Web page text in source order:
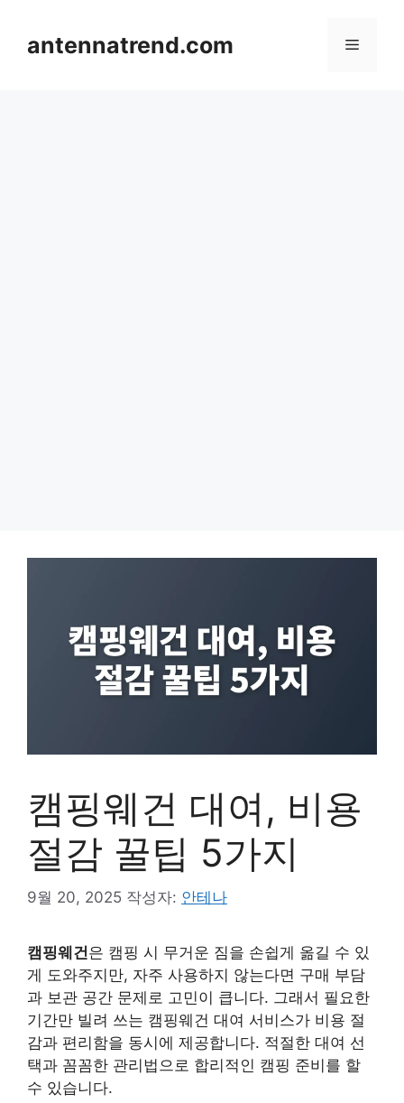
antennatrend.com 메
캠핑웨건 대여, 비용
절감 꿀팁 5가지
9월 20, 2025 작성자: 안테나
캠핑웨건은 캠핑 시 무거운 짐을 손쉽게 옮길 수 있
게 도와주지만, 자주 사용하지 않는다면 구매 부담
과 보관 공간 문제로 고민이 큽니다. 그래서 필요한
기간만 빌려 쓰는 캠핑웨건 대여 서비스가 비용 절
감과 편리함을 동시에 제공합니다. 적절한 대여 선
택과 꼼꼼한 관리법으로 합리적인 캠핑 준비를 할
수 있습니다.